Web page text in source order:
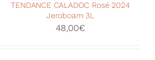
TENDANCE CALADOC Rosé 2024
Jeroboam 3L
48,00€